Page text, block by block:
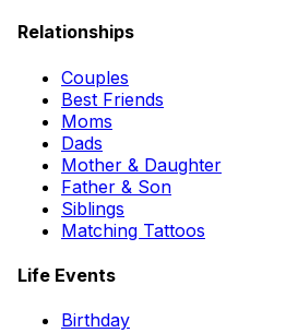
Relationships
Couples
Best Friends
Moms
Dads
Mother & Daughter
Father & Son
Siblings
Matching Tattoos
Life Events
Birthday